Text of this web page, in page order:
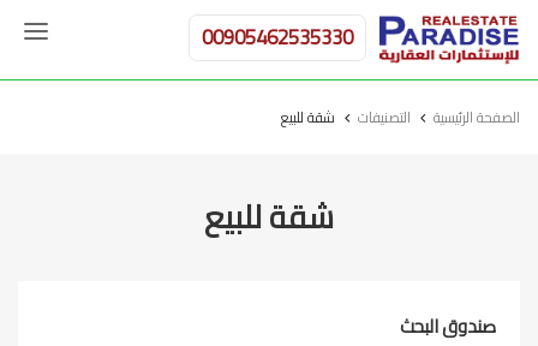
00905462535330
الصفحة الرئيسية التصنيفات شقة للبيع
شقة للبيع
صندوق البحث